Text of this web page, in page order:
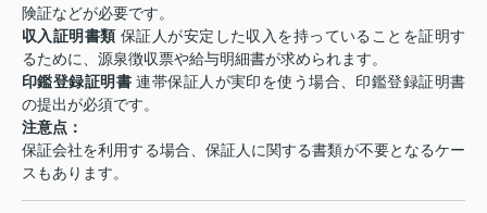
険証などが必要です。
収入証明書類 保証人が安定した収入を持っていることを証明す
るために、源泉徴収票や給与明細書が求められます。
印鑑登録証明書 連帯保証人が実印を使う場合、印鑑登録証明書
の提出が必須です。
注意点：
保証会社を利用する場合、保証人に関する書類が不要となるケー
スもあります。